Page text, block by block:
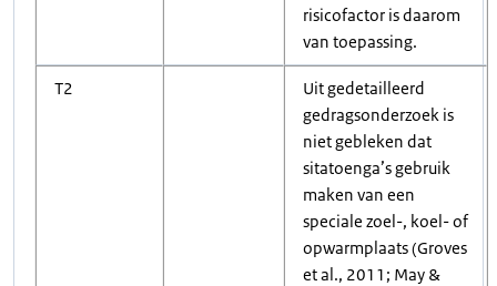
risicofactor is daarom
van toepassing.
T2
Uit gedetailleerd
gedragsonderzoek is
niet gebleken dat
sitatoenga’s gebruik
maken van een
speciale zoel-, koel- of
opwarmplaats (Groves
et al., 2011; May &